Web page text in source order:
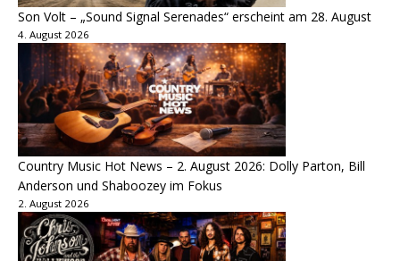
Son Volt – „Sound Signal Serenades“ erscheint am 28. August
4. August 2026
Country Music Hot News – 2. August 2026: Dolly Parton, Bill
Anderson und Shaboozey im Fokus
2. August 2026